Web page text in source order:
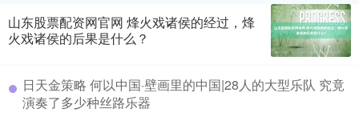
山东股票配资网官网 烽火戏诸侯的经过，烽
火戏诸侯的后果是什么？
日天金策略 何以中国·壁画里的中国|28人的大型乐队 究竟
演奏了多少种丝路乐器